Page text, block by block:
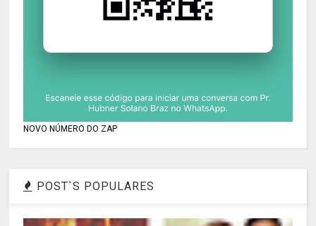
NOVO NÚMERO DO ZAP
POST`S POPULARES